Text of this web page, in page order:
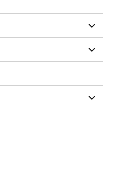
amplia
el
menú
fill
amplia
el
menú
amplia
el
menú